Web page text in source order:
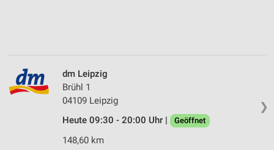
❯
dm Leipzig
Brühl 1
04109 Leipzig
Heute 09:30 - 20:00 Uhr |
Geöffnet
148,60 km